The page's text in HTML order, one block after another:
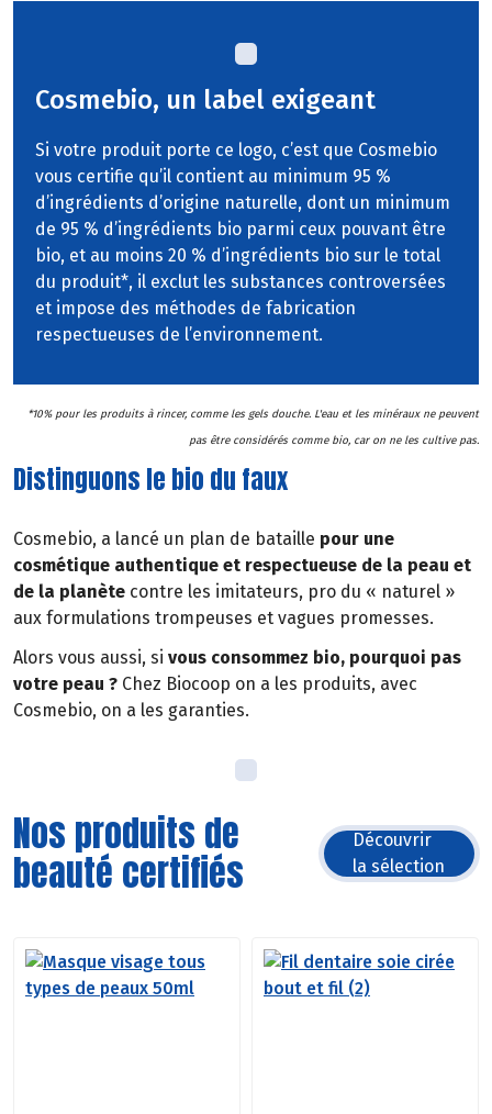
Cosmebio, un label exigeant
Si votre produit porte ce logo, c’est que Cosmebio
vous certifie qu’il contient au minimum 95 %
d’ingrédients d’origine naturelle, dont un minimum
de 95 % d’ingrédients bio parmi ceux pouvant être
bio, et au moins 20 % d’ingrédients bio sur le total
du produit*, il exclut les substances controversées
et impose des méthodes de fabrication
respectueuses de l’environnement.
*10% pour les produits à rincer, comme les gels douche. L'eau et les minéraux ne peuvent
pas être considérés comme bio, car on ne les cultive pas.
Distinguons le bio du faux
Cosmebio, a lancé un plan de bataille pour une
cosmétique authentique et respectueuse de la peau et
de la planète contre les imitateurs, pro du « naturel »
aux formulations trompeuses et vagues promesses.
Alors vous aussi, si vous consommez bio, pourquoi pas
votre peau ? Chez Biocoop on a les produits, avec
Cosmebio, on a les garanties.
Nos produits de
beauté certifiés
Découvrir
la sélection